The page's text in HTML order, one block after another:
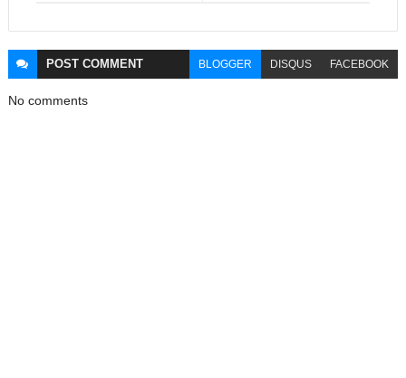
POST COMMENT BLOGGER DISQUS FACEBOOK
No comments